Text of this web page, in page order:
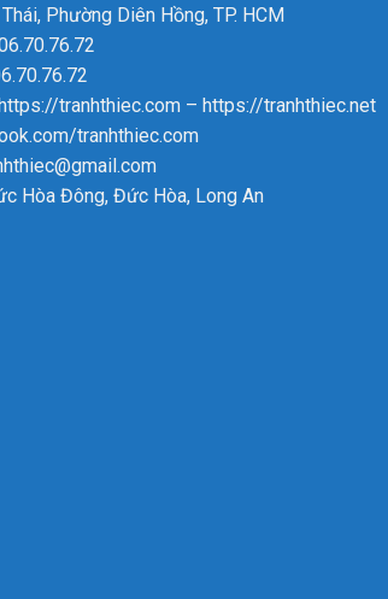
Phường Diên Hồng, TP. HCM
tranhthiec.com – https://tranhthiec.net
tranhthiec.com
Hòa Đông, Đức Hòa, Long An